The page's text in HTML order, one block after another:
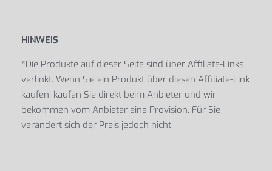
HINWEIS
*Die Produkte auf dieser Seite sind über Affiliate-Links
verlinkt. Wenn Sie ein Produkt über diesen Affiliate-Link
kaufen, kaufen Sie direkt beim Anbieter und wir
bekommen vom Anbieter eine Provision. Für Sie
verändert sich der Preis jedoch nicht.